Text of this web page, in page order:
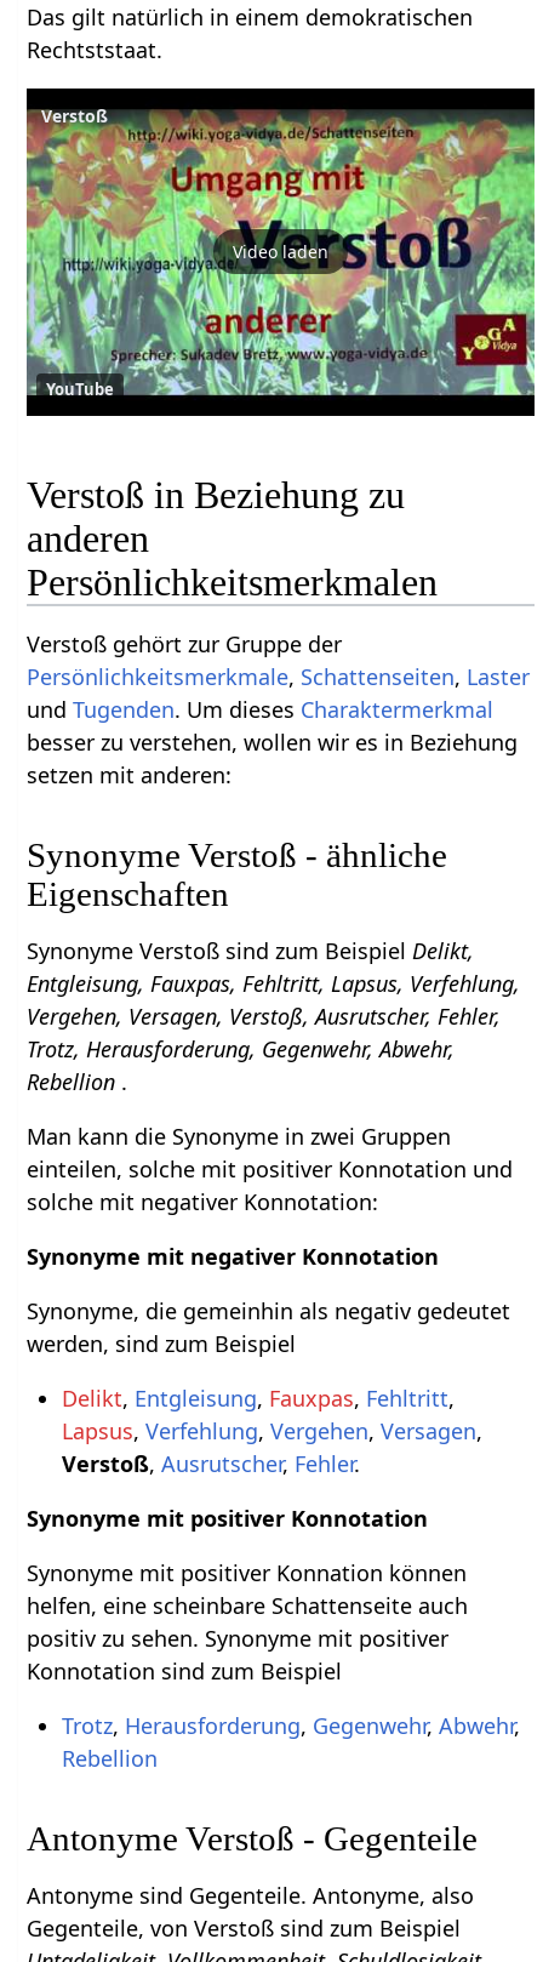
Das gilt natürlich in einem demokratischen
Rechtststaat.
Verstoß
Video laden
YouTube
Verstoß in Beziehung zu
anderen
Persönlichkeitsmerkmalen
Verstoß gehört zur Gruppe der
Persönlichkeitsmerkmale, Schattenseiten, Laster
undTugenden. Um dieses Charaktermerkmal
besser zu verstehen, wollen wir es in Beziehung
setzen mit anderen:
Synonyme Verstoß - ähnliche
Eigenschaften
Synonyme Verstoß sind zum BeispielDelikt,
Entgleisung, Fauxpas, Fehltritt, Lapsus, Verfehlung,
Vergehen, Versagen, Verstoß, Ausrutscher, Fehler,
Trotz, Herausforderung, Gegenwehr, Abwehr,
Rebellion .
Man kann die Synonyme in zwei Gruppen
einteilen, solche mit positiver Konnotation und
solche mit negativer Konnotation:
Synonyme mit negativer Konnotation
Synonyme, die gemeinhin als negativ gedeutet
werden, sind zum Beispiel
Delikt, Entgleisung, Fauxpas, Fehltritt,
Lapsus, Verfehlung, Vergehen, Versagen,
Verstoß, Ausrutscher, Fehler.
Synonyme mit positiver Konnotation
Synonyme mit positiver Konnation können
helfen, eine scheinbare Schattenseite auch
positiv zu sehen. Synonyme mit positiver
Konnotation sind zum Beispiel
Trotz, Herausforderung, Gegenwehr, Abwehr,
Rebellion
Antonyme Verstoß - Gegenteile
Antonyme sind Gegenteile. Antonyme, also
Gegenteile, von Verstoß sind zum Beispiel